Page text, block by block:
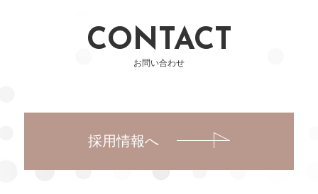
CONTACT
お問い合わせ
採用情報へ